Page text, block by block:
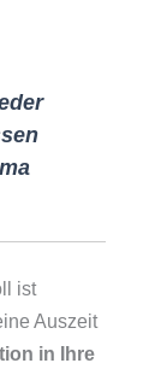
ist
Auszeit
in Ihre